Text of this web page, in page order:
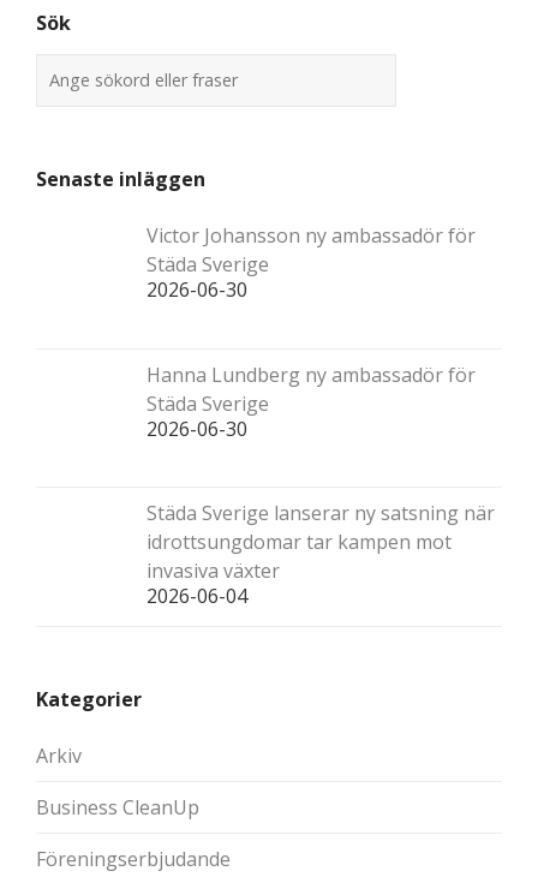
Sök
Senaste inläggen
Victor Johansson ny ambassadör för
Städa Sverige
2026-06-30
Hanna Lundberg ny ambassadör för
Städa Sverige
2026-06-30
Städa Sverige lanserar ny satsning när
idrottsungdomar tar kampen mot
invasiva växter
2026-06-04
Kategorier
Arkiv
Business CleanUp
Föreningserbjudande